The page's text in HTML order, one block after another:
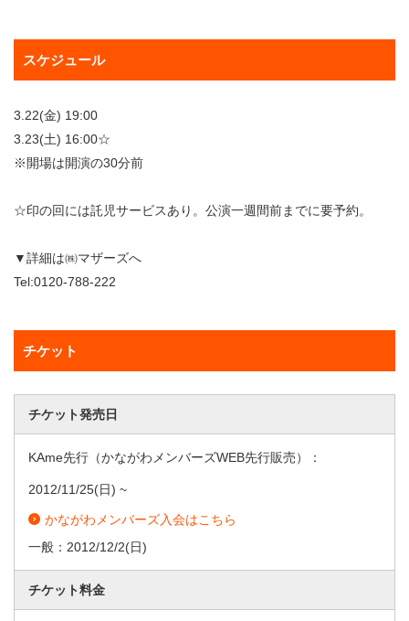
スケジュール
3.22(金) 19:00
3.23(土) 16:00☆
※開場は開演の30分前
☆印の回には託児サービスあり。公演一週間前までに要予約。
▼詳細は㈱マザーズへ
Tel:0120-788-222
チケット
チケット発売日
KAme先行（かながわメンバーズWEB先行販売）：
2012/11/25(日) ~
かながわメンバーズ入会はこちら
一般： 2012/12/2(日)
チケット料金